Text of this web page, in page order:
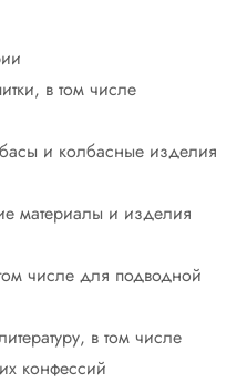
в том числе
и колбасные изделия
материалы и изделия
числе для подводной
в том числе
конфессий